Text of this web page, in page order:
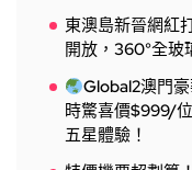
東澳島新晉網紅
開放，360°全玻
Global2澳門
時驚喜價$999/
五星體驗！